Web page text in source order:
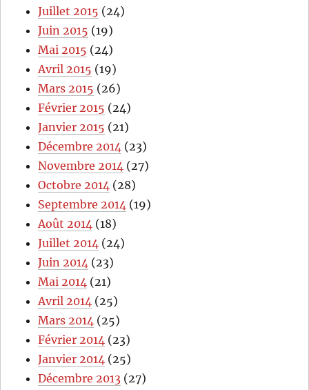
Juillet 2015 (24)
Juin 2015 (19)
Mai 2015 (24)
Avril 2015 (19)
Mars 2015 (26)
Février 2015 (24)
Janvier 2015 (21)
Décembre 2014 (23)
Novembre 2014 (27)
Octobre 2014 (28)
Septembre 2014 (19)
Août 2014 (18)
Juillet 2014 (24)
Juin 2014 (23)
Mai 2014 (21)
Avril 2014 (25)
Mars 2014 (25)
Février 2014 (23)
Janvier 2014 (25)
Décembre 2013 (27)